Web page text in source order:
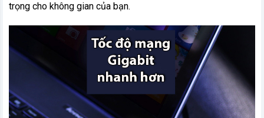
trọng cho không gian của bạn.